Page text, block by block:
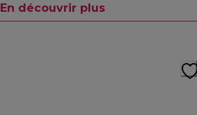
En découvrir plus